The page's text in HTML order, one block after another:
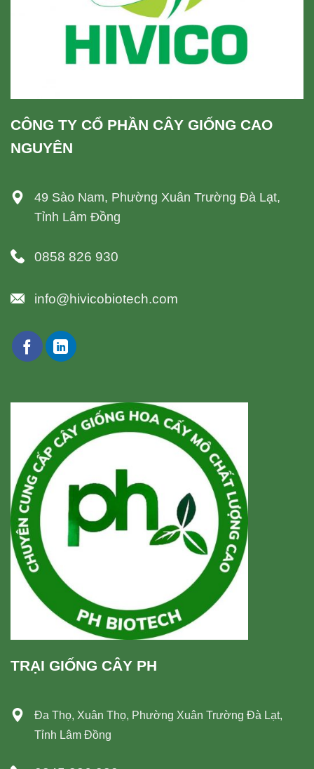
CÔNG TY CỔ PHẦN CÂY GIỐNG CAO
NGUYÊN
49 Sào Nam, Phường Xuân Trường Đà Lạt,
Tỉnh Lâm Đồng
0858 826 930
info@hivicobiotech.com
TRẠI GIỐNG CÂY PH
Đa Thọ, Xuân Thọ, Phường Xuân Trường Đà Lạt,
Tỉnh Lâm Đồng